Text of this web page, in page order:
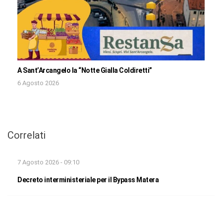
A Sant’Arcangelo la “Notte Gialla Coldiretti”
6 Agosto 2026
Correlati
7 Agosto 2026 - 09:10
Decreto interministeriale per il Bypass Matera